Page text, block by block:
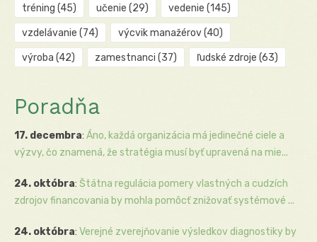
tréning (45) učenie (29) vedenie (145)
vzdelávanie (74) výcvik manažérov(40)
výroba (42) zamestnanci (37) ľudské zdroje (63)
Poradňa
17. decembra: Áno, každá organizácia má jedinečné ciele a
výzvy, čo znamená, že stratégia musí byť upravená na mie...
24. októbra: Štátna regulácia pomery vlastných a cudzích
zdrojov financovania by mohla pomôcť znižovať systémové ...
24. októbra: Verejné zverejňovanie výsledkov diagnostiky by